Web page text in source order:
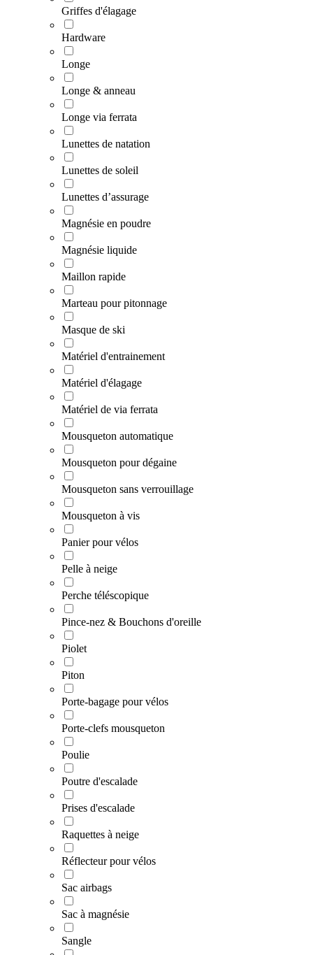
Griffes d'élagage
Hardware
Longe
Longe & anneau
Longe via ferrata
Lunettes de natation
Lunettes de soleil
Lunettes d’assurage
Magnésie en poudre
Magnésie liquide
Maillon rapide
Marteau pour pitonnage
Masque de ski
Matériel d'entrainement
Matériel d'élagage
Matériel de via ferrata
Mousqueton automatique
Mousqueton pour dégaine
Mousqueton sans verrouillage
Mousqueton à vis
Panier pour vélos
Pelle à neige
Perche téléscopique
Pince-nez & Bouchons d'oreille
Piolet
Piton
Porte-bagage pour vélos
Porte-clefs mousqueton
Poulie
Poutre d'escalade
Prises d'escalade
Raquettes à neige
Réflecteur pour vélos
Sac airbags
Sac à magnésie
Sangle